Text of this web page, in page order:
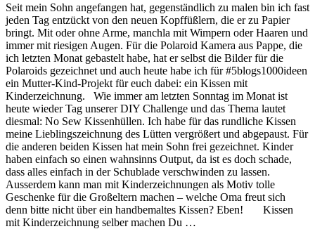
Seit mein Sohn angefangen hat, gegenständlich zu malen bin ich fast
jeden Tag entzückt von den neuen Kopffüßlern, die er zu Papier
bringt. Mit oder ohne Arme, manchla mit Wimpern oder Haaren und
immer mit riesigen Augen. Für die Polaroid Kamera aus Pappe, die
ich letzten Monat gebastelt habe, hat er selbst die Bilder für die
Polaroids gezeichnet und auch heute habe ich für #5blogs1000ideen
ein Mutter-Kind-Projekt für euch dabei: ein Kissen mit
Kinderzeichnung. Wie immer am letzten Sonntag im Monat ist
heute wieder Tag unserer DIY Challenge und das Thema lautet
diesmal: No Sew Kissenhüllen. Ich habe für das rundliche Kissen
meine Lieblingszeichnung des Lütten vergrößert und abgepaust. Für
die anderen beiden Kissen hat mein Sohn frei gezeichnet. Kinder
haben einfach so einen wahnsinns Output, da ist es doch schade,
dass alles einfach in der Schublade verschwinden zu lassen.
Ausserdem kann man mit Kinderzeichnungen als Motiv tolle
Geschenke für die Großeltern machen – welche Oma freut sich
denn bitte nicht über ein handbemaltes Kissen? Eben! Kissen
mit Kinderzeichnung selber machen Du …